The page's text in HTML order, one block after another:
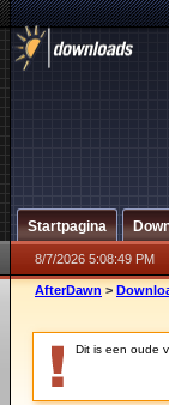
Startpagina
8/7/2026 5:08:49 PM
AfterDawn >
Dit is een oude